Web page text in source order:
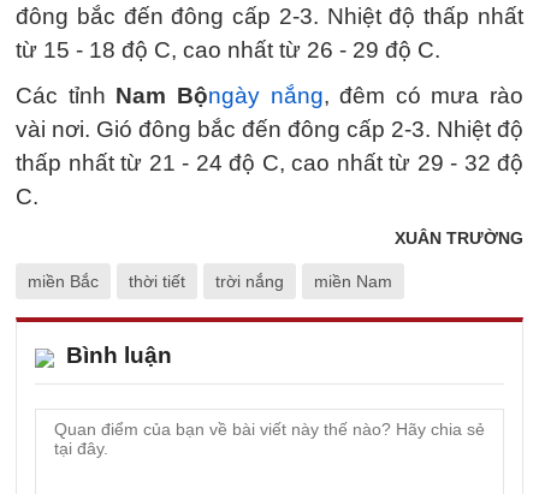
đông bắc đến đông cấp 2-3. Nhiệt độ thấp nhất
từ 15 - 18 độ C, cao nhất từ 26 - 29 độ C.
Các tỉnh Nam Bộngày nắng, đêm có mưa rào
vài nơi. Gió đông bắc đến đông cấp 2-3. Nhiệt độ
thấp nhất từ 21 - 24 độ C, cao nhất từ 29 - 32 độ
C.
XUÂN TRƯỜNG
miền Bắc thời tiết trời nắng miền Nam
Bình luận